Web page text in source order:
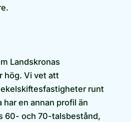
Landskronas
hög. Vi vet att
runt
har en annan profil än
60- och 70-talsbestånd,